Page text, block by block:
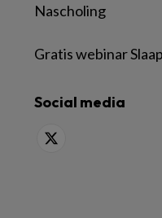
Nascholing
Gratis webinar
Social media